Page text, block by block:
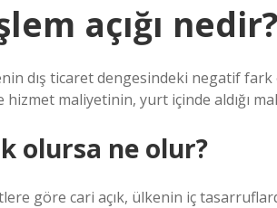
açığı nedir?
dış ticaret dengesindeki negatif
hizmet maliyetinin, yurt içinde aldığı
olursa ne olur?
göre cari açık, ülkenin iç